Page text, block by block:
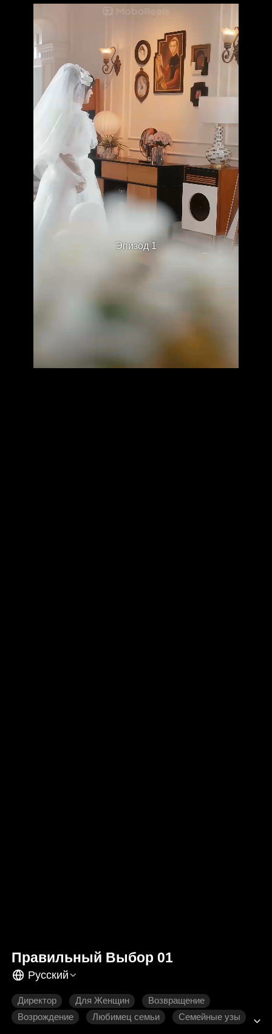
Эпизод 1
Правильный Выбор 01
Русский
Директор Для Женщин
Возвращение
Возрождение
Любимец семьи Семейные узы